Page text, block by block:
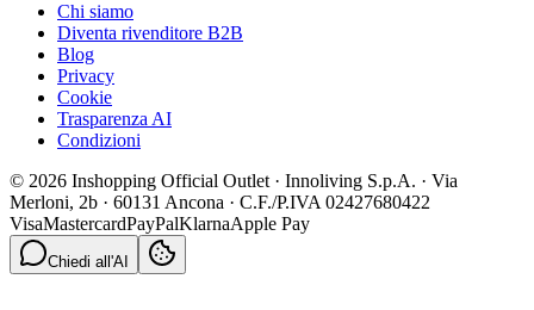
Chi siamo
Diventa rivenditore B2B
Blog
Privacy
Cookie
Trasparenza AI
Condizioni
© 2026 Inshopping Official Outlet · Innoliving S.p.A. · Via
Merloni, 2b · 60131 Ancona · C.F./P.IVA 02427680422
VisaMastercardPayPalKlarnaApple Pay
Chiedi all'AI